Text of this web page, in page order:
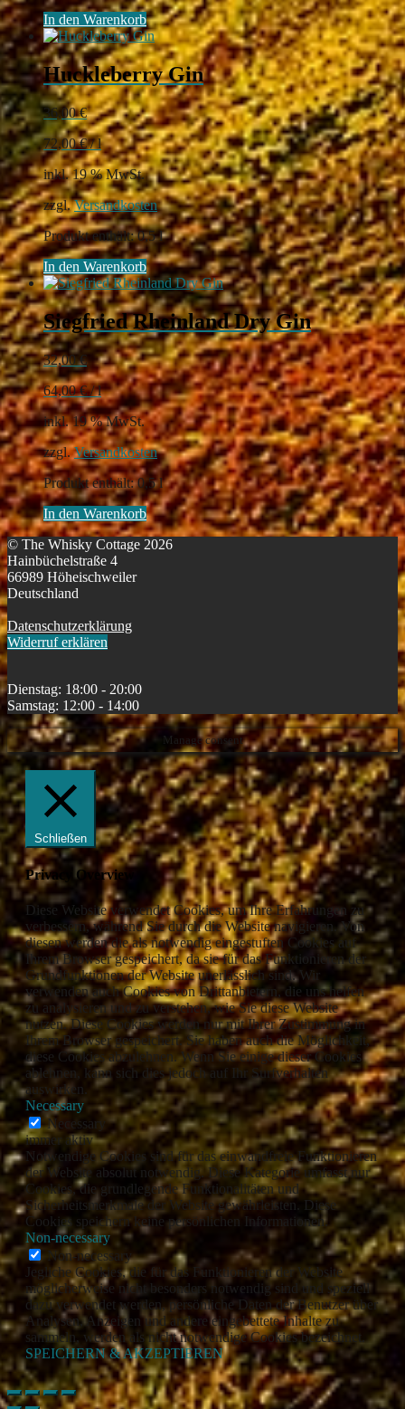
In den Warenkorb
Huckleberry Gin
36,00€
72,00€/l
inkl. 19 % MwSt.
zzgl.Versandkosten
Produkt enthält: 0,5l
In den Warenkorb
Siegfried Rheinland Dry Gin
32,00€
64,00€/l
inkl. 19 % MwSt.
zzgl.Versandkosten
Produkt enthält: 0,5l
In den Warenkorb
© The Whisky Cottage 2026
Hainbüchelstraße 4
66989 Höheischweiler
Deutschland
Datenschutzerklärung
Widerruf erklären
Dienstag: 18:00 - 20:00
Samstag: 12:00 - 14:00
Manage consent
Schließen
Privacy Overview
Diese Website verwendet Cookies, um Ihre Erfahrungen zu
verbessern, während Sie durch die Website navigieren. Von
diesen werden die als notwendig eingestuften Cookies auf
Ihrem Browser gespeichert, da sie für das Funktionieren der
Grundfunktionen der Website unerlässlich sind. Wir
verwenden auch Cookies von Drittanbietern, die uns helfen
zu analysieren und zu verstehen, wie Sie diese Website
nutzen. Diese Cookies werden nur mit Ihrer Zustimmung in
Ihrem Browser gespeichert. Sie haben auch die Möglichkeit,
diese Cookies abzulehnen. Wenn Sie einige dieser Cookies
ablehnen, kann sich dies jedoch auf Ihr Surfverhalten
auswirken.
Necessary
Necessary
immer aktiv
Notwendige Cookies sind für das einwandfreie Funktionieren
der Website absolut notwendig. Diese Kategorie umfasst nur
Cookies, die grundlegende Funktionalitäten und
Sicherheitsmerkmale der Website gewährleisten. Diese
Cookies speichern keine persönlichen Informationen.
Non-necessary
Non-necessary
Jegliche Cookies, die für das Funktionieren der Website
möglicherweise nicht besonders notwendig sind und speziell
dazu verwendet werden, persönliche Daten der Benutzer über
Analysen, Anzeigen und andere eingebettete Inhalte zu
sammeln, werden als nicht notwendige Cookies bezeichnet.
SPEICHERN & AKZEPTIEREN